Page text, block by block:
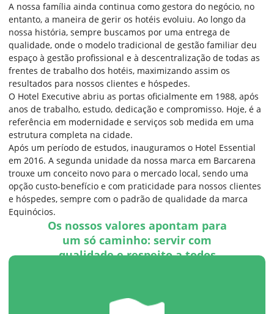
A nossa família ainda continua como gestora do negócio, no
entanto, a maneira de gerir os hotéis evoluiu. Ao longo da
nossa história, sempre buscamos por uma entrega de
qualidade, onde o modelo tradicional de gestão familiar deu
espaço à gestão profissional e à descentralização de todas as
frentes de trabalho dos hotéis, maximizando assim os
resultados para nossos clientes e hóspedes.​
​O Hotel Executive abriu as portas oficialmente em 1988, após
anos de trabalho, estudo, dedicação e compromisso. Hoje, é a
referência em modernidade e serviços sob medida em uma
estrutura completa na cidade.​
​Após um período de estudos, inauguramos o Hotel Essential
em 2016. A segunda unidade da nossa marca em Barcarena
trouxe um conceito novo para o mercado local, sendo uma
opção custo-benefício e com praticidade para nossos clientes
e hóspedes, sempre com o padrão de qualidade da marca
Equinócios.​
Os nossos valores apontam para
um só caminho: servir com
qualidade e respeito a todos